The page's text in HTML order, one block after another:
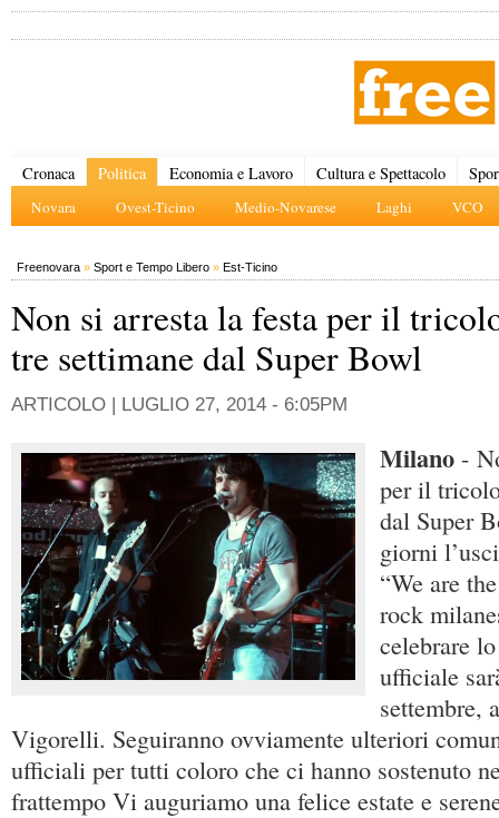
Cronaca Politica
Novara Ovest-Ticino Medio-Novarese Laghi VCO
Economia e Lavoro Cultura e Spettacolo
Freenovara » Sport e Tempo Libero » Est-Ticino
Non si arresta la festa per il
tre settimane dal Super Bowl
ARTICOLO | LUGLIO 27, 2014 - 6:05PM
Milano -
per il
dal Super
giorni
“We are
rock
celebrare
ufficiale
settembre,
Vigorelli. Seguiranno ovviamente ulteriori
ufficiali per tutti coloro che ci hanno sostenuto
frattempo Vi auguriamo una felice estate e